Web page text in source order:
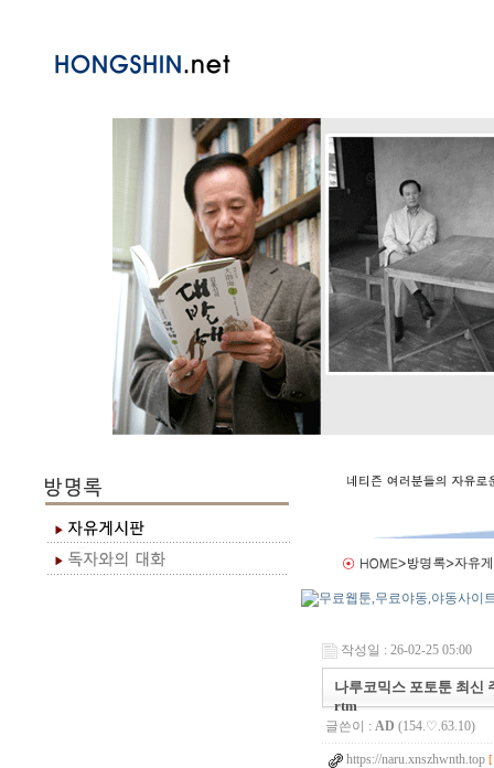
작성일 : 26-02-25 05:00
나루코믹스 포토툰 최신
rtm
글쓴이 : AD (154.♡.63.10)
https://naru.xnszhwnth.top